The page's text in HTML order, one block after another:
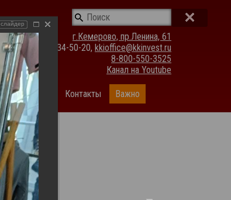
г.Кемерово, пр.Ленина, 61
(3842) 34-50-20, kkioffice@kkinvest.ru
8-800-550-3525
Канал на Youtube
Фотогалерея Контакты Важно
слайдер